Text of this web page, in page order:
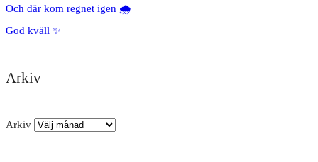
Och där kom regnet igen 🌧️
God kväll ✨
Arkiv
Arkiv